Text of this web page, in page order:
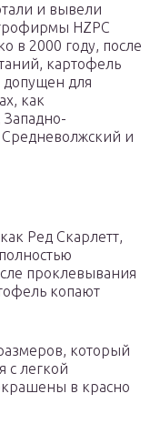
и вывели
HZPC
в 2000 году, после
картофель
допущен для
как
и
Ред Скарлетт,
проклевывания
копают
который
с легкой
в красно